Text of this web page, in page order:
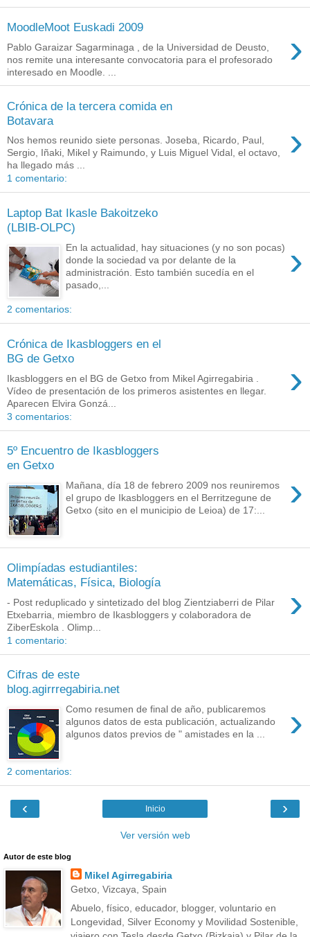
MoodleMoot Euskadi 2009 ›
Pablo Garaizar Sagarminaga , de la Universidad de Deusto,
nos remite una interesante convocatoria para el profesorado
interesado en Moodle. ...
Crónica de la tercera comida en
Botavara
›
Nos hemos reunido siete personas. Joseba, Ricardo, Paul,
Sergio, Iñaki, Mikel y Raimundo, y Luis Miguel Vidal, el octavo,
ha llegado más ...
1 comentario:
Laptop Bat Ikasle Bakoitzeko
(LBIB-OLPC)
›
En la actualidad, hay situaciones (y no son pocas)
donde la sociedad va por delante de la
administración. Esto también sucedía en el
pasado,...
2 comentarios:
Crónica de Ikasbloggers en el
BG de Getxo
›
Ikasbloggers en el BG de Getxo from Mikel Agirregabiria .
Vídeo de presentación de los primeros asistentes en llegar.
Aparecen Elvira Gonzá...
3 comentarios:
5º Encuentro de Ikasbloggers
en Getxo
›
Mañana, día 18 de febrero 2009 nos reuniremos
el grupo de Ikasbloggers en el Berritzegune de
Getxo (sito en el municipio de Leioa) de 17:...
Olimpíadas estudiantiles:
Matemáticas, Física, Biología
›
- Post reduplicado y sintetizado del blog Zientziaberri de Pilar
Etxebarria, miembro de Ikasbloggers y colaboradora de
ZiberEskola . Olimp...
1 comentario:
Cifras de este
blog.agirrregabiria.net
›
Como resumen de final de año, publicaremos
algunos datos de esta publicación, actualizando
algunos datos previos de " amistades en la ...
2 comentarios:
‹ ›
Inicio
Ver versión web
Autor de este blog
Mikel Agirregabiria
Getxo, Vizcaya, Spain
Abuelo, físico, educador, blogger, voluntario en
Longevidad, Silver Economy y Movilidad Sostenible,